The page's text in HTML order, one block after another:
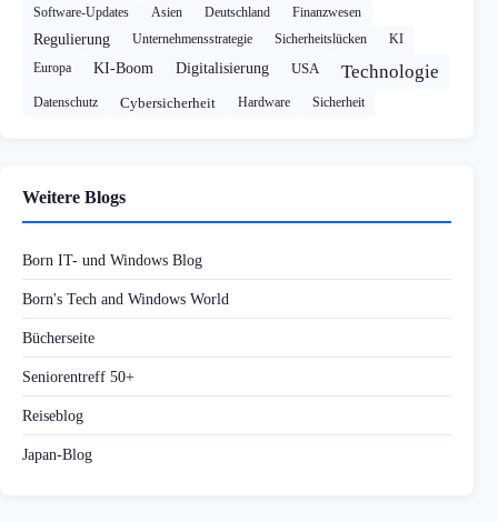
Software-Updates Asien Deutschland Finanzwesen
Regulierung Unternehmensstrategie Sicherheitslücken
KI
Europa
KI-Boom Digitalisierung USA Technologie
Datenschutz Cybersicherheit Hardware Sicherheit
Weitere Blogs
Born IT- und Windows Blog
Born's Tech and Windows World
Bücherseite
Seniorentreff 50+
Reiseblog
Japan-Blog